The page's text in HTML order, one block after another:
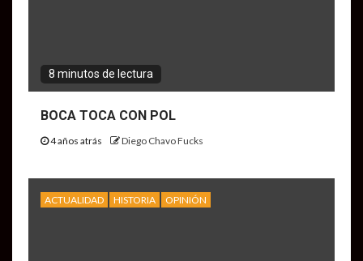
8 minutos de lectura
BOCA TOCA CON POL
4 años atrás Diego Chavo Fucks
ACTUALIDAD HISTORIA OPINIÓN